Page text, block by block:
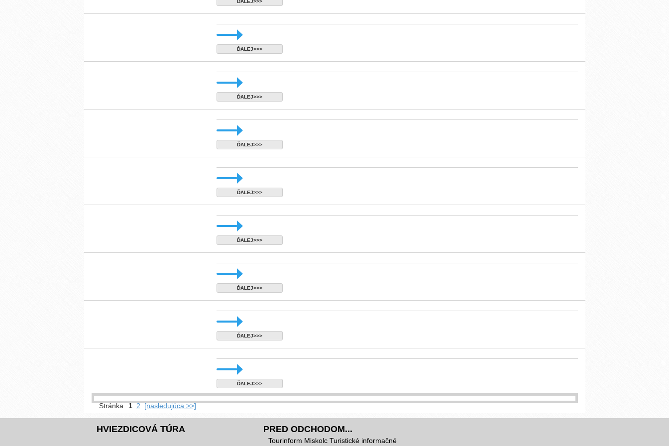
ĎALEJ>>>
ĎALEJ>>>
ĎALEJ>>>
ĎALEJ>>>
ĎALEJ>>>
ĎALEJ>>>
ĎALEJ>>>
ĎALEJ>>>
ĎALEJ>>>
Stránka 1 2 [nasledujúca >>]
HVIEZDICOVÁ TÚRA PRED ODCHODOM...
Tourinform Miskolc Turistické informačné